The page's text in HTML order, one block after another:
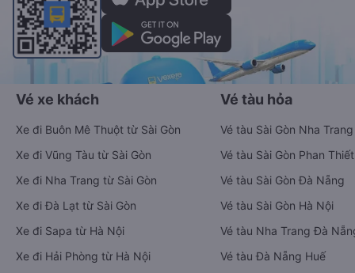
Vé xe khách
Xe đi Buôn Mê Thuột từ Sài Gòn
Xe đi Vũng Tàu từ Sài Gòn
Xe đi Nha Trang từ Sài Gòn
Xe đi Đà Lạt từ Sài Gòn
Xe đi Sapa từ Hà Nội
Xe đi Hải Phòng từ Hà Nội
Vé tàu hỏa
Vé tàu Sài Gòn Nha Trang
Vé tàu Sài Gòn Phan Thiết
Vé tàu Sài Gòn Đà Nẵng
Vé tàu Sài Gòn Hà Nội
Vé tàu Nha Trang Đà
Vé tàu Đà Nẵng Huế